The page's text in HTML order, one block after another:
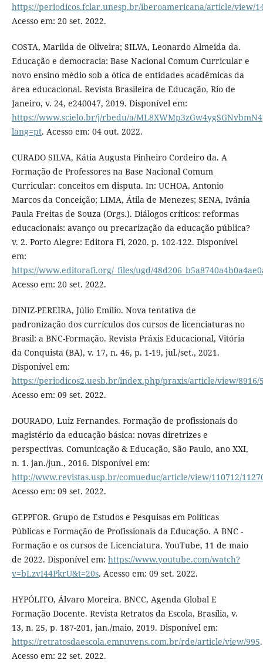
https://periodicos.fclar.unesp.br/iberoamericana/article/view/
Acesso em: 20 set. 2022.
COSTA, Marilda de Oliveira; SILVA, Leonardo Almeida da.
Educação e democracia: Base Nacional Comum Curricular e
novo ensino médio sob a ótica de entidades acadêmicas da
área educacional. Revista Brasileira de Educação, Rio de
Janeiro, v. 24, e240047, 2019. Disponível em:
https://www.scielo.br/j/rbedu/a/
lang=pt. Acesso em: 04 out. 2022.
CURADO SILVA, Kátia Augusta Pinheiro Cordeiro da. A
Formação de Professores na Base Nacional Comum
Curricular: conceitos em disputa. In: UCHOA, Antonio
Marcos da Conceição; LIMA, Átila de Menezes; SENA, Ivânia
Paula Freitas de Souza (Orgs.). Diálogos críticos: reformas
educacionais: avanço ou precarização da educação pública?
v. 2. Porto Alegre: Editora Fi, 2020. p. 102-122. Disponível
em:
https://www.editorafi.org/_files/ugd/
Acesso em: 20 set. 2022.
DINIZ-PEREIRA, Júlio Emílio. Nova tentativa de
padronização dos currículos dos cursos de licenciaturas no
Brasil: a BNC-Formação. Revista Práxis Educacional, Vitória
da Conquista (BA), v. 17, n. 46, p. 1-19, jul./set., 2021.
Disponível em:
https://periodicos2.uesb.br/index.php/praxis/article/view/8916/
Acesso em: 09 set. 2022.
DOURADO, Luiz Fernandes. Formação de profissionais do
magistério da educação básica: novas diretrizes e
perspectivas. Comunicação & Educação, São Paulo, ano XXI,
n. 1. jan./jun., 2016. Disponível em:
http://www.revistas.usp.br/comueduc/article/view/110712/
Acesso em: 09 set. 2022.
GEPPFOR. Grupo de Estudos e Pesquisas em Políticas
Públicas e Formação de Profissionais da Educação. A BNC -
Formação e os cursos de Licenciatura. YouTube, 11 de maio
de 2022. Disponível em: https://www.youtube.com/watch?
v=bLzvI44PkrU&t=20s. Acesso em: 09 set. 2022.
HYPÓLITO, Álvaro Moreira. BNCC, Agenda Global E
Formação Docente. Revista Retratos da Escola, Brasília, v.
13, n. 25, p. 187-201, jan./maio, 2019. Disponível em:
https://retratosdaescola.emnuvens.com.br/rde/article/view/995.
Acesso em: 22 set. 2022.